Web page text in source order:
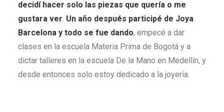
decidí hacer solo las piezas que quería o me
gustara ver. Un año después participé de Joya
Barcelona y todo se fue dando, empecé a dar
clases en la escuela Materia Prima de Bogotá y a
dictar talleres en la escuela De la Mano en Medellín, y
desde entonces solo estoy dedicado a la joyería.